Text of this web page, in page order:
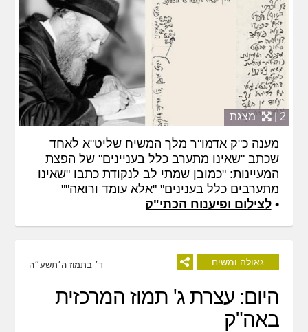
2 | מצגת
מענה כ"ק אדמו"ר מלך המשיח שליט"א לאחד
שכתב "שאינו מתערב כלל בעניינים" של הפצת
המעיינות: "כמובן שמתי לב לנקודת כתבו "שאינו
מתערבים כלל בענינים" "אלא עומד ורואה""
•לצילום ופיענוח הכתי"ק
גאולה ומשיח ד׳ בתמוז ה׳תשע״ה
היום: עצרת ג' תמוז המרכזית
באה"ק